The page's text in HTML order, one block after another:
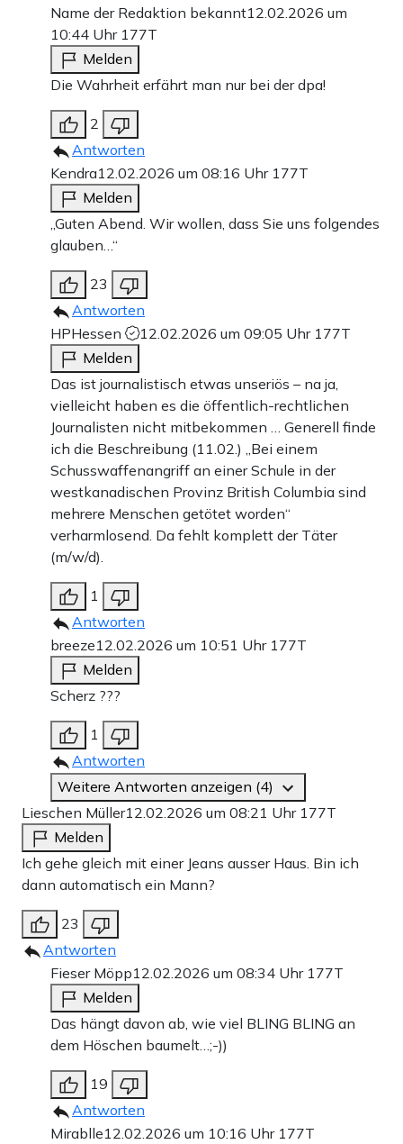
Name der Redaktion bekannt12.02.2026 um
10:44 Uhr 177T
Melden
Die Wahrheit erfährt man nur bei der dpa!
2
Antworten
Kendra12.02.2026 um 08:16 Uhr 177T
Melden
„Guten Abend. Wir wollen, dass Sie uns folgendes
glauben…“
23
Antworten
HPHessen
12.02.2026 um 09:05 Uhr 177T
Melden
Das ist journalistisch etwas unseriös – na ja,
vielleicht haben es die öffentlich-rechtlichen
Journalisten nicht mitbekommen … Generell finde
ich die Beschreibung (11.02.) „Bei einem
Schusswaffenangriff an einer Schule in der
westkanadischen Provinz British Columbia sind
mehrere Menschen getötet worden“
verharmlosend. Da fehlt komplett der Täter
(m/w/d).
1
Antworten
breeze12.02.2026 um 10:51 Uhr 177T
Melden
Scherz ???
1
Antworten
Weitere Antworten anzeigen (4)
Lieschen Müller12.02.2026 um 08:21 Uhr 177T
Melden
Ich gehe gleich mit einer Jeans ausser Haus. Bin ich
dann automatisch ein Mann?
23
Antworten
Fieser Möpp12.02.2026 um 08:34 Uhr 177T
Melden
Das hängt davon ab, wie viel BLING BLING an
dem Höschen baumelt…;-))
19
Antworten
Mirablle12.02.2026 um 10:16 Uhr 177T